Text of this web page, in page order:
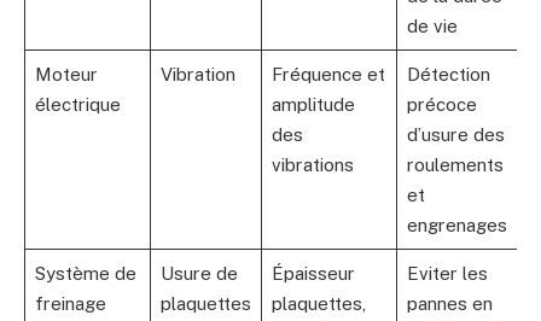
de vie
Moteur
électrique
Vibration
Fréquence et
amplitude
des
vibrations
Détection
précoce
d’usure des
roulements
et
engrenages
Système de
freinage
Usure de
plaquettes
Épaisseur
plaquettes,
Eviter les
pannes en